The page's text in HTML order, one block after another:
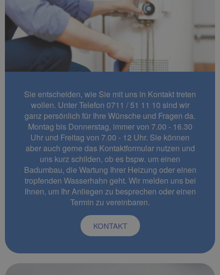
Sie entscheiden, wie Sie mit uns in Kontakt treten
wollen. Unter Telefon 0711 / 51 11 10 sind wir
ganz persönlich für Ihre Wünsche und Fragen da.
Montag bis Donnerstag, immer von 7.00 - 16.30
Uhr und Freitag von 7.00 - 12 Uhr. Sie können
aber auch gerne das Kontaktformular nutzen und
uns kurz schilden, ob es bspw. um einen
Badumbau, die Wartung Ihrer Heizung oder einen
tropfenden Wasserhahn geht. Wir melden uns bei
Ihnen, um Ihr Anliegen zu besprechen oder einen
Termin zu vereinbaren.
KONTAKT